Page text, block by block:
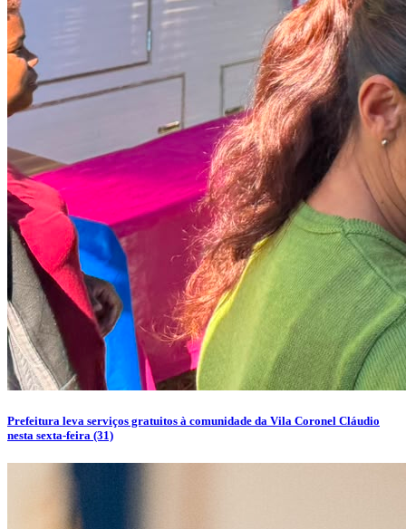
Prefeitura leva serviços gratuitos à comunidade da Vila Coronel Cláudio
nesta sexta-feira (31)